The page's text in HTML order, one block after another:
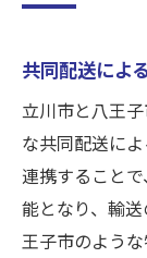
共同配送によ
立川市と八王
な共同配送に
連携すること
能となり、輸
王子市のよう